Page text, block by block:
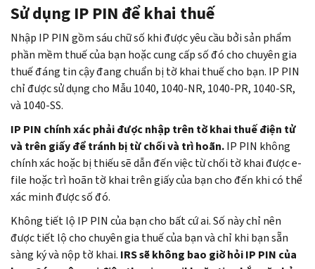
khai
thuế
chung
và
bạn
không
thể
thiết
lập
một
tài
khoản
trực
tuyến,
bạn
có
nộp
Mẫu
15227,
bạn
có
thể
đặt
một
cuộc
hẹn
để
gặp
tiếp
tại
Trung
Sử dụng IP PIN để khai thuế
Nhập IP PIN gồm sáu chữ số khi được yêu cầu bởi sản phẩm
phần mềm thuế của bạn hoặc cung cấp số đó cho chuyên gia
thuế đáng tin cậy đang chuẩn bị tờ khai thuế cho bạn. IP PIN
chỉ được sử dụng cho Mẫu 1040, 1040-NR, 1040-PR, 1040-SR,
và 1040-SS.
IP PIN chính xác phải được nhập trên tờ khai thuế điện tử
và trên giấy để tránh bị từ chối và trì hoãn.IP PIN không
chính xác hoặc bị thiếu sẽ dẫn đến việc từ chối tờ khai được e-
file hoặc trì hoãn tờ khai trên giấy của bạn cho đến khi có thể
xác minh được số đó.
Không tiết lộ IP PIN của bạn cho bất cứ ai. Số này chỉ nên
được tiết lộ cho chuyên gia thuế của bạn và chỉ khi bạn sẵn
sàng ký và nộp tờ khai. IRS sẽ không bao giờ hỏiIP PIN của